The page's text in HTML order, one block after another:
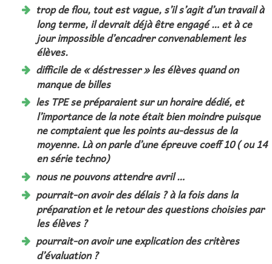
trop de flou, tout est vague, s’il s’agit d’un travail à
long terme, il devrait déjà être engagé … et à ce
jour impossible d’encadrer convenablement les
élèves.
difficile de « déstresser » les élèves quand on
manque de billes
les TPE se préparaient sur un horaire dédié, et
l’importance de la note était bien moindre puisque
ne comptaient que les points au-dessus de la
moyenne. Là on parle d’une épreuve coeff 10 ( ou 14
en série techno)
nous ne pouvons attendre avril …
pourrait-on avoir des délais ? à la fois dans la
préparation et le retour des questions choisies par
les élèves ?
pourrait-on avoir une explication des critères
d’évaluation ?